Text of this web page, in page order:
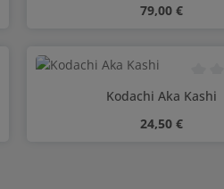
Prix régulier :
79,00 €
0 sur 5 étoiles Note
Kodachi Aka Kashi
Prix régulier :
24,50 €